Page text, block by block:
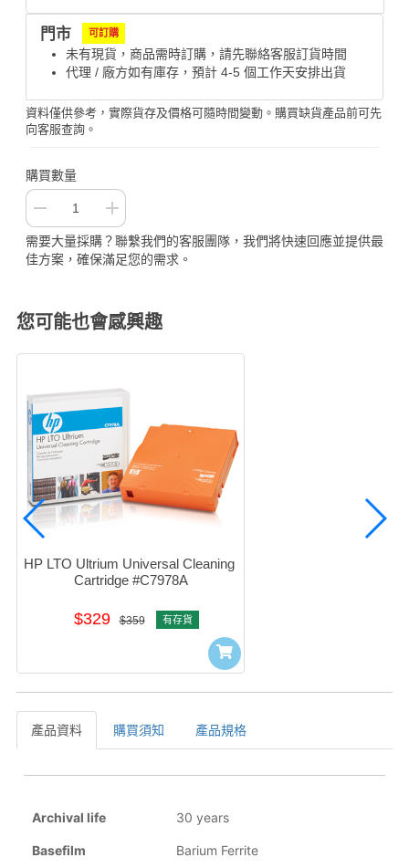
門市 可訂購
未有現貨，商品需時訂購，請先聯絡客服訂貨時間
代理 / 廠方如有庫存，預計 4-5 個工作天安排出貨
資料僅供參考，實際貨存及價格可隨時間變動。購買缺貨產品前可先
向客服查詢。
購買數量
需要大量採購？聯繫我們的客服團隊，我們將快速回應並提供最
佳方案，確保滿足您的需求。
您可能也會感興趣
HP LTO Ultrium Universal Cleaning
Cartridge #C7978A
$329 $359 有存貨
產品資料 購買須知 產品規格
Archival life 30 years
Basefilm Barium Ferrite